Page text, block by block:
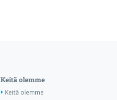
Keitä olemme
Keitä olemme